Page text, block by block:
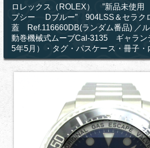
ロレックス（ROLEX） ”新品未使
プシー Dブルー” 904LSS＆セラク
蓋 Ref.116660DB(ランダム番品) ／
動巻機械式ムーブCal-3135 ギャラン
5年5月）・タグ・パスケース・冊子・